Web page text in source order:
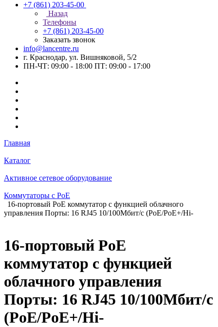
+7 (861) 203-45-00
Назад
Телефоны
+7 (861) 203-45-00
Заказать звонок
info@lancentre.ru
г. Краснодар, ул. Вишняковой, 5/2
ПН-ЧТ: 09:00 - 18:00 ПТ: 09:00 - 17:00
Главная
Каталог
Активное сетевое оборудование
Коммутаторы c PoE
16-портовый PoE коммутатор с функцией облачного
управления Порты: 16 RJ45 10/100Мбит/с (PoE/PoE+/Hi-
16-портовый PoE
коммутатор с функцией
облачного управления
Порты: 16 RJ45 10/100Мбит/с
(PoE/PoE+/Hi-